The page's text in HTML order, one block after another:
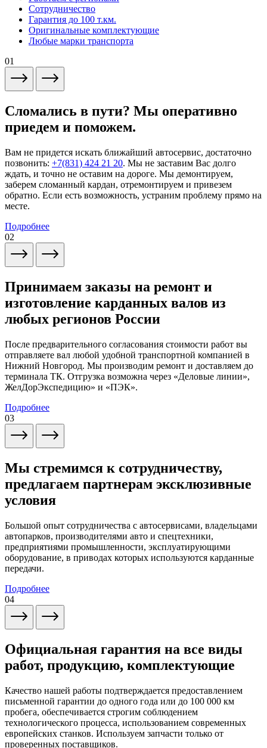
Сотрудничество
Гарантия до 100 т.км.
Оригинальные комплектующие
Любые марки транспорта
01
Сломались в пути? Мы оперативно
приедем и поможем.
Вам не придется искать ближайший автосервис, достаточно
позвонить: +7(831) 424 21 20. Мы не заставим Вас долго
ждать, и точно не оставим на дороге. Мы демонтируем,
заберем сломанный кардан, отремонтируем и привезем
обратно. Если есть возможность, устраним проблему прямо на
месте.
Подробнее
02
Принимаем заказы на ремонт и
изготовление карданных валов из
любых регионов России
После предварительного согласования стоимости работ вы
отправляете вал любой удобной транспортной компанией в
Нижний Новгород. Мы производим ремонт и доставляем до
терминала ТК. Отгрузка возможна через «Деловые линии»,
ЖелДорЭкспедицию» и «ПЭК».
Подробнее
03
Мы стремимся к сотрудничеству,
предлагаем партнерам эксклюзивные
условия
Большой опыт сотрудничества с автосервисами, владельцами
автопарков, производителями авто и спецтехники,
предприятиями промышленности, эксплуатирующими
оборудование, в приводах которых используются карданные
передачи.
Подробнее
04
Официальная гарантия на все виды
работ, продукцию, комплектующие
Качество нашей работы подтверждается предоставлением
письменной гарантии до одного года или до 100 000 км
пробега, обеспечивается строгим соблюдением
технологического процесса, использованием современных
европейских станков. Используем запчасти только от
проверенных поставщиков.